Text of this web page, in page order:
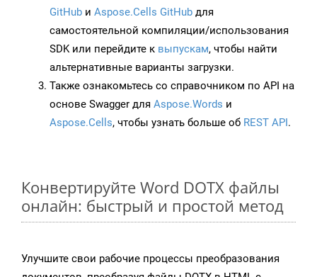
GitHub и Aspose.Cells GitHub для
самостоятельной компиляции/использования
SDK или перейдите к выпускам, чтобы найти
альтернативные варианты загрузки.
Также ознакомьтесь со справочником по API на
основе Swagger для Aspose.Words и
Aspose.Cells, чтобы узнать больше об REST API.
Конвертируйте Word DOTX файлы
онлайн: быстрый и простой метод
Улучшите свои рабочие процессы преобразования